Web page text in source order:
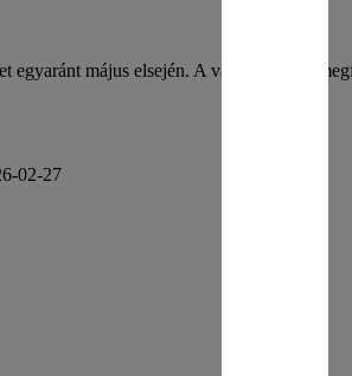
egyaránt május elsején. A várakozásnak
02-27